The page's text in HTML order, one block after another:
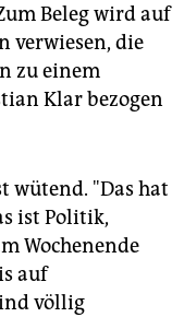
Beleg wird auf
verwiesen, die
zu einem
Klar bezogen
wütend. "Das hat
ist Politik,
Wochenende
auf
völlig